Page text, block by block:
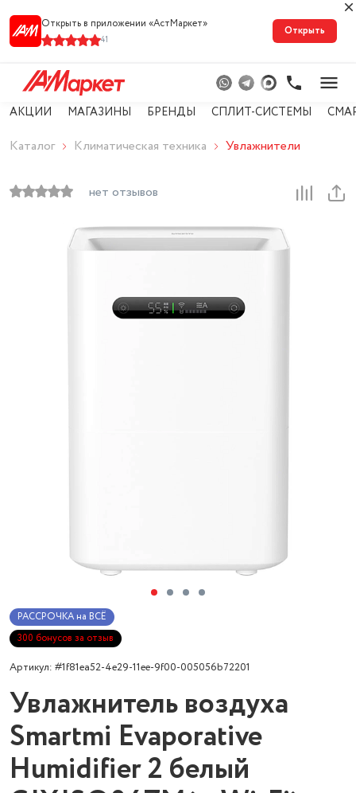
Открыть в приложении «АстМарке‪т‬»
41
Открыть
АКЦИИ МАГАЗИНЫ БРЕНДЫ СПЛИТ-СИСТЕМЫ
Каталог Климатическая техника Увлажнители
нет отзывов
РАССРОЧКА на ВСЁ
300 бонусов за отзыв
Артикул: #1f81ea52-4e29-11ee-9f00-005056b72201
Увлажнитель воздуха
Smartmi Evaporative
Humidifier 2 белый